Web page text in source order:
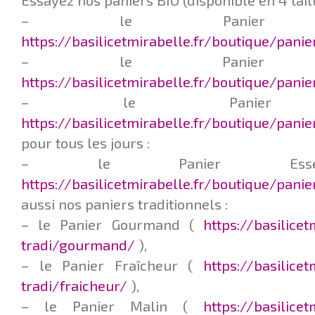
– le Panier
https://basilicetmirabelle.fr/boutique/
– le Panier
https://basilicetmirabelle.fr/boutique/
– le Panier
https://basilicetmirabelle.fr/boutique/
pour tous les jours :
– le Panier
https://basilicetmirabelle.fr/boutique/
aussi nos paniers traditionnels :
– le Panier Gourmand ( https://
tradi/gourmand/ ),
– le Panier Fraîcheur ( https://
tradi/fraicheur/ ),
– le Panier Malin ( https://